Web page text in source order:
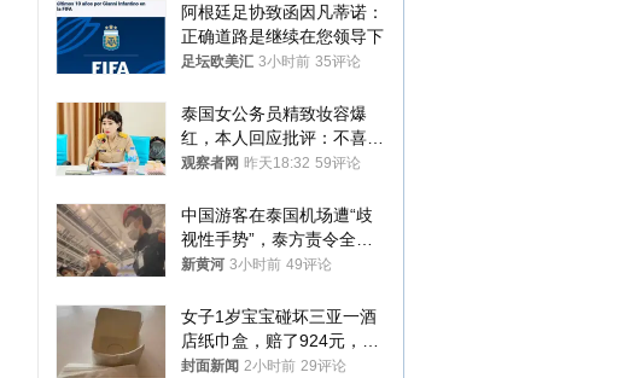
阿根廷足协致函因凡蒂诺：
正确道路是继续在您领导下
足坛欧美汇 3小时前 35评论
泰国女公务员精致妆容爆
红，本人回应批评：不喜欢
就别看
观察者网 昨天18:32 59评论
中国游客在泰国机场遭“歧
视性手势”，泰方责令全面
调查，对责任人采取最严厉
新黄河 3小时前 49评论
女子1岁宝宝碰坏三亚一酒
店纸巾盒，赔了924元，发
帖吐槽后酒店退还一半的
封面新闻 2小时前 29评论